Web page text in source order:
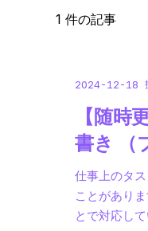
1 件の記事
2024-12-18
【随
書き （
仕事上のタ
ことがあり
とで対応し